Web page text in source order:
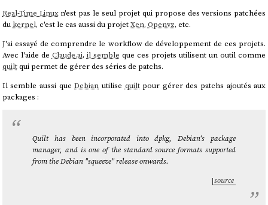
Real-Time Linuxn'est pas le seul projet qui propose des versions patchées
du kernel, c'est le cas aussi du projetXen, Openvz, etc.
J'ai essayé de comprendre le workflow de développement de ces projets.
Avec l'aide de Claude.ai, il semble que ces projets utilisent un outil comme
quiltqui permet de gérer des séries de patchs.
Il semble aussi queDebian utilise quiltpour gérer des patchs ajoutés aux
packages :
Quilt has been incorporated into dpkg, Debian's package
manager, and is one of the standard source formats supported
from the Debian "squeeze" release onwards.
source